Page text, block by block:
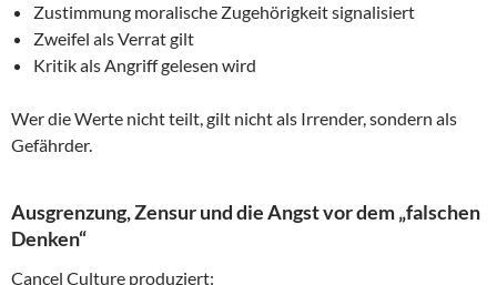
Zustimmung moralische Zugehörigkeit signalisiert
Zweifel als Verrat gilt
Kritik als Angriff gelesen wird
Wer die Werte nicht teilt, gilt nicht als Irrender, sondern als
Gefährder.
Ausgrenzung, Zensur und die Angst vor dem „falschen
Denken“
Cancel Culture produziert: